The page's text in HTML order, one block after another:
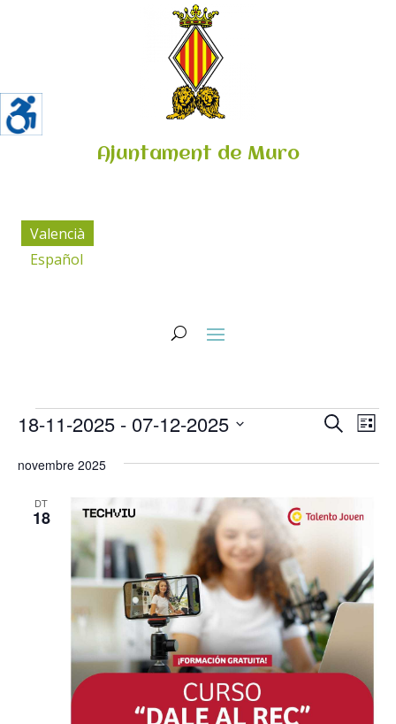
Ajuntament de Muro
Valencià
Español
Esdeveniments
i
Cerca
de
Llista
18-11-2025 - 07-12-2025
una
data.
novembre 2025
DT
18